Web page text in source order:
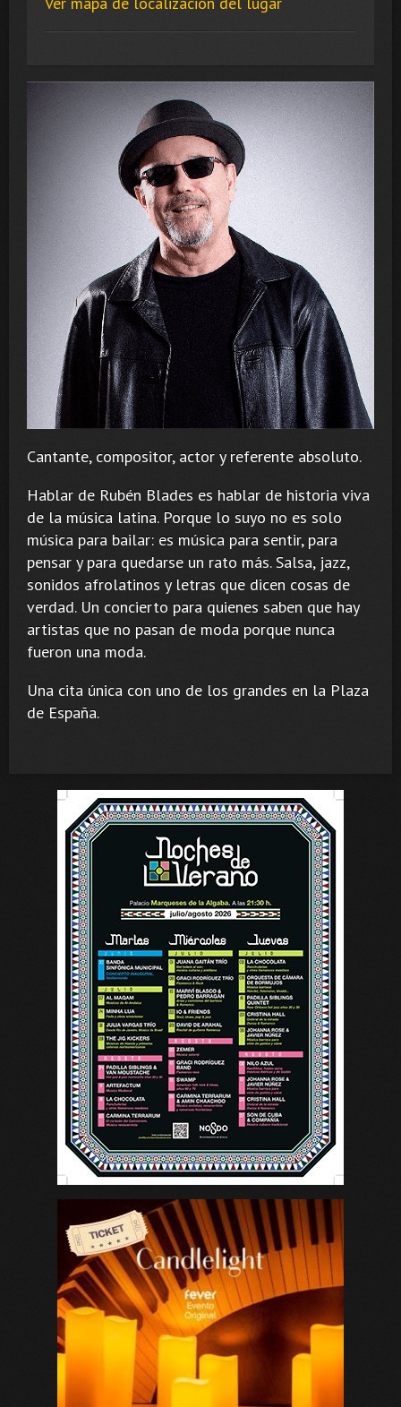
Cantante, compositor, actor y referente absoluto.
Hablar de Rubén Blades es hablar de historia viva
de la música latina. Porque lo suyo no es solo
música para bailar: es música para sentir, para
pensar y para quedarse un rato más. Salsa, jazz,
sonidos afrolatinos y letras que dicen cosas de
verdad. Un concierto para quienes saben que hay
artistas que no pasan de moda porque nunca
fueron una moda.
Una cita única con uno de los grandes en la Plaza
de España.